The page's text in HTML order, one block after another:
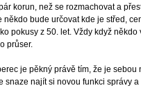
korun, než se rozmachovat a
bude určovat kde je střed,
pokusy z 50. let. Vždy když někdo
průser.
je pěkný právě tím, že je sebou
snaze najít si novou funkci správy a